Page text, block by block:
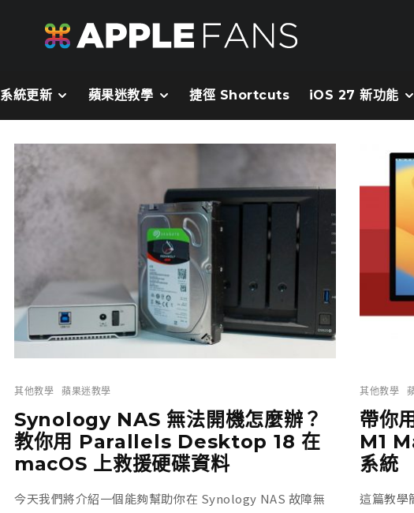
系統更新 蘋果迷教學 捷徑 Shortcuts iOS 27 新功能
其他教學 蘋果迷教學
Synology NAS 無法開機怎麼辦？
教你用 Parallels Desktop 18 在
macOS 上救援硬碟資料
今天我們將介紹一個能夠幫助你在 Synology NAS 故障無
其他教學
帶你
M1
系統
這篇教學